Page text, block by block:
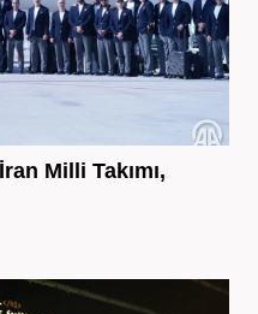
Milli Takımı,